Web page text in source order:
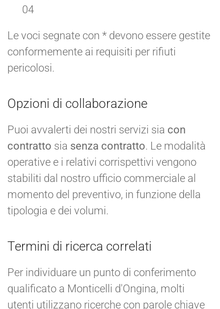
04
Le voci segnate con * devono essere gestite
conformemente ai requisiti per rifiuti
pericolosi.
Opzioni di collaborazione
Puoi avvalerti dei nostri servizi sia con
contratto sia senza contratto. Le modalità
operative e i relativi corrispettivi vengono
stabiliti dal nostro ufficio commerciale al
momento del preventivo, in funzione della
tipologia e dei volumi.
Termini di ricerca correlati
Per individuare un punto di conferimento
qualificato a Monticelli d'Ongina, molti
utenti utilizzano ricerche con parole chiave